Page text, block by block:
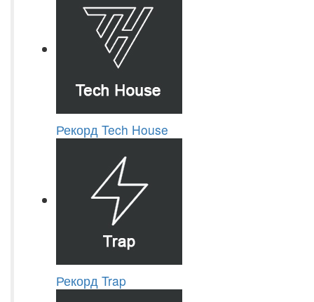
Рекорд Tech House
Рекорд Trap